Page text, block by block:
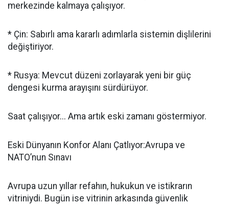
merkezinde kalmaya çalışıyor.
* Çin: Sabırlı ama kararlı adımlarla sistemin dişlilerini
değiştiriyor.
* Rusya: Mevcut düzeni zorlayarak yeni bir güç
dengesi kurma arayışını sürdürüyor.
Saat çalışıyor... Ama artık eski zamanı göstermiyor.
Eski Dünyanın Konfor Alanı Çatlıyor:Avrupa ve
NATO’nun Sınavı
Avrupa uzun yıllar refahın, hukukun ve istikrarın
vitriniydi. Bugün ise vitrinin arkasında güvenlik